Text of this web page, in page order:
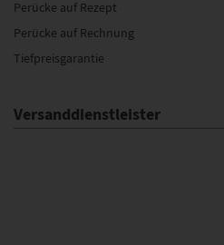
Perücke auf Rezept
Perücke auf Rechnung
Tiefpreisgarantie
Versanddienstleister